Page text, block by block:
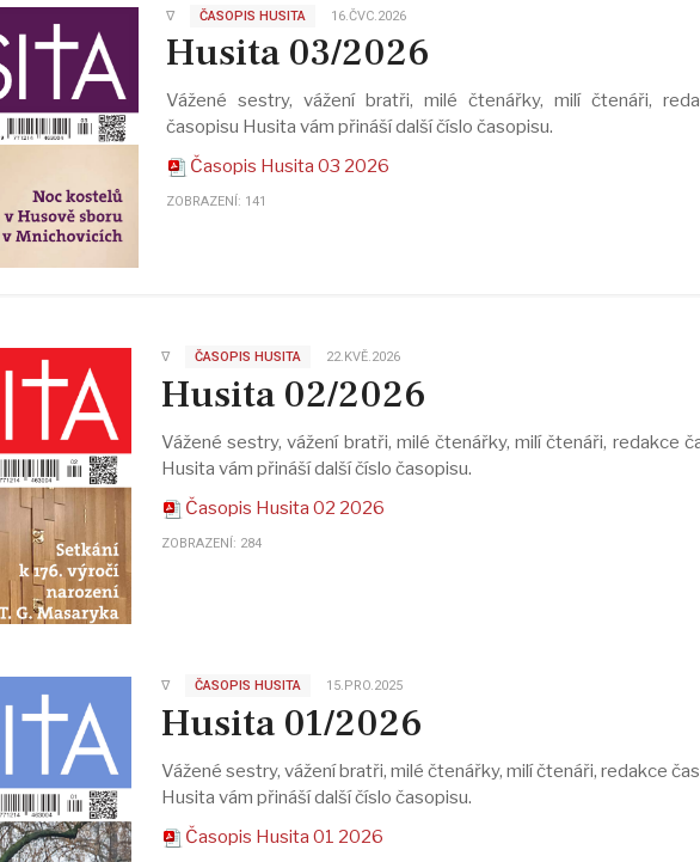
∇ ČASOPIS HUSITA 16.ČVC.2026
Husita 03/2026
Vážené sestry, vážení bratři, milé čtenářky, milí čtenáři,
časopisu Husita vám přináší další číslo časopisu.
Časopis Husita 03 2026
ZOBRAZENÍ: 141
∇ ČASOPIS HUSITA 22.KVĚ.2026
Husita 02/2026
Vážené sestry, vážení bratři, milé čtenářky, milí čtenáři, redakce
Husita vám přináší další číslo časopisu.
Časopis Husita 02 2026
ZOBRAZENÍ: 284
∇ ČASOPIS HUSITA 15.PRO.2025
Husita 01/2026
Vážené sestry, vážení bratři, milé čtenářky, milí čtenáři, redakce
Husita vám přináší další číslo časopisu.
Časopis Husita 01 2026